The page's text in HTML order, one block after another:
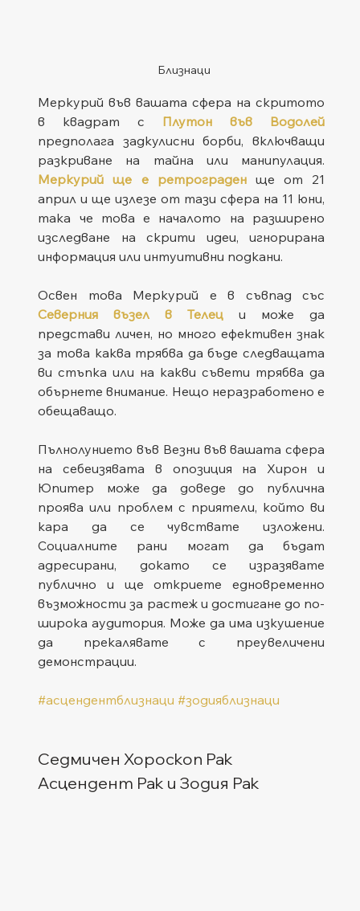
Близнаци
Меркурий във вашата сфера на скритото
в квадрат с Плутон във Водолей
предполага задкулисни борби, включващи
Меркурий ще е ретрограден ще от 21
април и ще излезе от тази сфера на 11 юни,
така че това е началото на разширено
изследване на скрити идеи, игнорирана
информация или интуитивни подкани.
Северния възел в Телец и може да
представи личен, но много ефективен знак
за това каква трябва да бъде следващата
ви стъпка или на какви съвети трябва да
обърнете внимание. Нещо неразработено е
обещаващо.
Пълнолунието във Везни във вашата сфера
на себеизявата в опозиция на Хирон и
Юпитер може да доведе до публична
проява или проблем с приятели, който ви
кара да се чувствате изложени.
Социалните рани могат да бъдат
адресирани, докато се изразявате
публично и ще откриете едновременно
възможности за растеж и достигане до по-
широка аудитория. Може да има изкушение
да прекалявате с преувеличени
демонстрации.
#асцендентблизнаци #зодияблизнаци
Седмичен Хороскоп Рак
Асцендент Рак и Зодия Рак